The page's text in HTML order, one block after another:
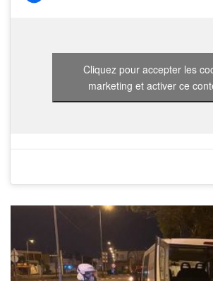
Cliquez pour accepter les
marketing et activer ce